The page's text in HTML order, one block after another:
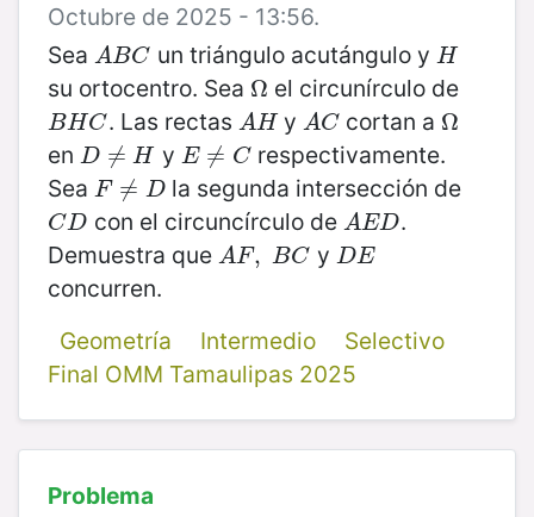
Octubre de 2025 - 13:56.
Sea ABC
ABC un triángulo acutángulo y H
H
su ortocentro. Sea Ω
Ω el circunírculo de
BHC
BHC . Las rectas AH
AH yAC
AC cortan a Ω
Ω
en D ≠ H
D≠H y E ≠ C
E≠C
respectivamente.
Sea F ≠ D
F≠D la segunda intersección de
CD
CD con el circuncírculo de AED
AED .
Demuestra que AF, BC
AF, B C y DE
DE
concurren.
Geometría
Intermedio
Selectivo
Final OMM Tamaulipas 2025
Problema